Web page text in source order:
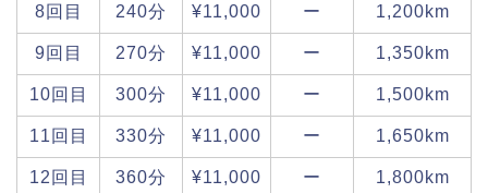
8回目 240分 ¥11,000 ー 1,200km
9回目 270分 ¥11,000 ー 1,350km
10回目 300分 ¥11,000 ー 1,500km
11回目 330分 ¥11,000 ー 1,650km
12回目 360分 ¥11,000 ー 1,800km